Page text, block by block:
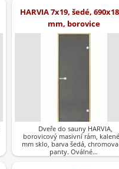
HARVIA 7x19, šedé,
mm, borovice
Dveře do sauny HARVIA,
borovicový masivní rám,
mm sklo, barva šedá,
panty. Oválné…